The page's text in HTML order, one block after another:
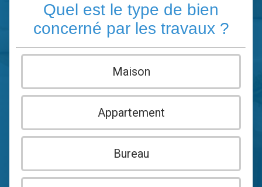
Quel est le type de bien
concerné par les travaux ?
Maison
Appartement
Bureau